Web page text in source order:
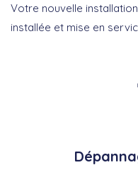
Votre nouvelle
installée et mise en